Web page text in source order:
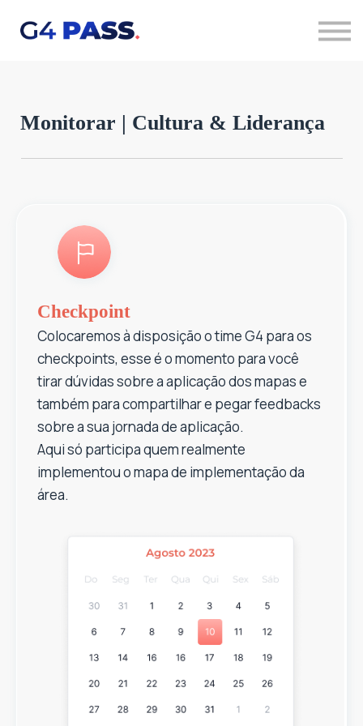
Monitorar | Cultura & Liderança
Checkpoint
Colocaremos à disposição o time G4 para os
checkpoints, esse é o momento para você
tirar dúvidas sobre a aplicação dos mapas e
também para compartilhar e pegar feedbacks
sobre a sua jornada de aplicação.
Aqui só participa quem realmente
implementou o mapa de implementação da
área.